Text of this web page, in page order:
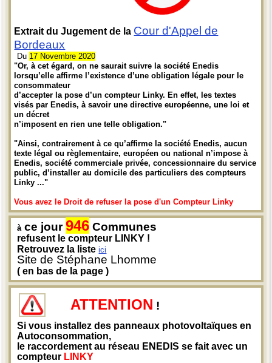
Extrait du Jugement de la Cour d'Appel de
Bordeaux
Du 17 Novembre 2020
"Or, à cet égard, on ne saurait suivre la société Enedis
lorsqu’elle affirme l’existence d’une obligation légale pour le
consommateur
d’accepter la pose d’un compteur Linky. En effet, les textes
visés par Enedis, à savoir une directive européenne, une loi et
un décret
n’imposent en rien une telle obligation."
"Ainsi, contrairement à ce qu’affirme la société Enedis, aucun
texte légal ou règlementaire, européen ou national n’impose à
Enedis, société commerciale privée, concessionnaire du service
public, d’installer au domicile des particuliers des compteurs
Linky ..."
Vous avez le Droit de refuser la pose d'un Compteur Linky
à ce jour946 Communes
refusent le compteur LINKY !
Retrouvez la listeici
Site de Stéphane Lhomme
( en bas de la page )
ATTENTION !
Si vous installez des panneaux photovoltaïques en
Autoconsommation,
le raccordement au réseau ENEDIS se fait avec un
compteur LINKY